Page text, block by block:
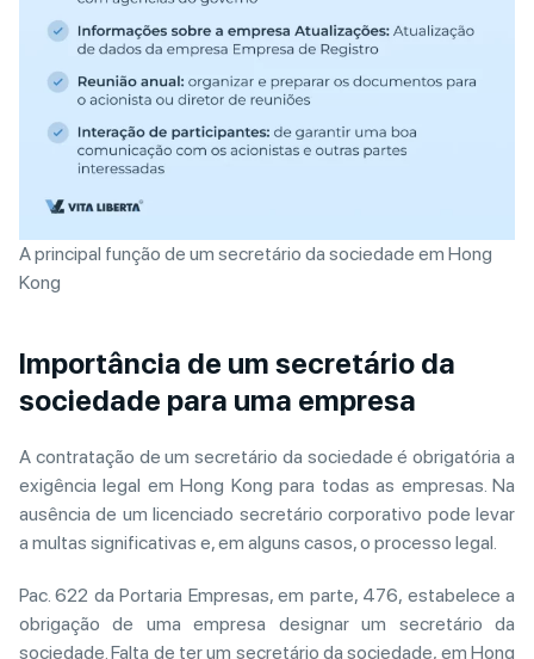
A principal função de um secretário da sociedade em Hong
Kong
Importância de um secretário da
sociedade para uma empresa
A contratação de um secretário da sociedade é obrigatória a
exigência legal em Hong Kong para todas as empresas. Na
ausência de um licenciado secretário corporativo pode levar
a multas significativas e, em alguns casos, o processo legal.
Pac. 622 da Portaria Empresas, em parte, 476, estabelece a
obrigação de uma empresa designar um secretário da
sociedade. Falta de ter um secretário da sociedade, em Hong